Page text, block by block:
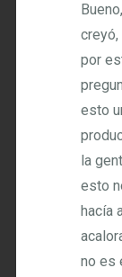
por
esto
la
esto
hacía
no es